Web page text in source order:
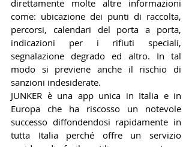
direttamente molte altre informazioni
come: ubicazione dei punti di raccolta,
percorsi, calendari del porta a porta,
indicazioni per i rifiuti speciali,
segnalazione degrado ed altro. In tal
modo si previene anche il rischio di
sanzioni indesiderate.
JUNKER è una app unica in Italia e in
Europa che ha riscosso un notevole
successo diffondendosi rapidamente in
tutta Italia perché offre un servizio